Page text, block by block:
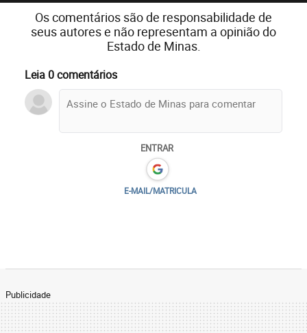
Os comentários são de responsabilidade de
seus autores e não representam a opinião do
Estado de Minas.
Leia 0 comentários
ENTRAR
E-MAIL/MATRICULA
Publicidade